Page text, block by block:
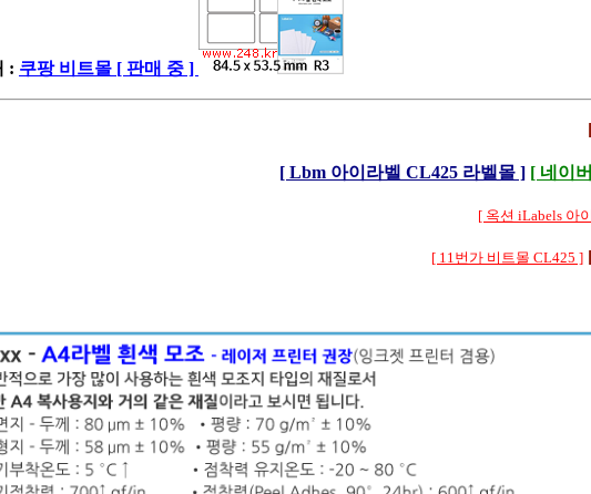
: 쿠팡 비트몰 [ 판매 중 ]
[ Lbm 아이라벨 CL425 라벨몰 ] [ 네이
[ 옥션 iLabels 아
[ 11번가 비트몰 CL425 ]